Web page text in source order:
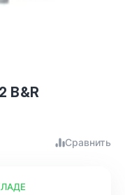
B&R
Сравнить